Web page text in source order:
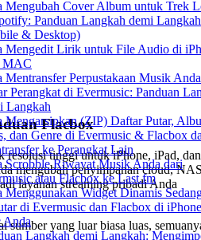
Mengubah Cover Album untuk Trek
Panduan Langkah demi Langkah
& Desktop)
Mengedit Lirik untuk File Audio di
MAC
Mentransfer Perpustakaan Musik Anda
Perangkat di Evermusic: Panduan
Langkah
Mengarsipkan (ZIP) Daftar Putar,
dan Genre di Evermusic & Flacbox
ke Perangkat Lain
Scrobble Riwayat Musik Anda dari
atau Flacbox ke Last.fm
Menggunakan Widget Dinamis
di Evermusic dan Flacbox di
Anda
Langkah demi Langkah:
Flacbox
resolusi tinggi untuk iPhone, iPad, dan
mengubah penyimpanan cloud,
layanan streaming pribadi Anda
sumber yang luar biasa luas,